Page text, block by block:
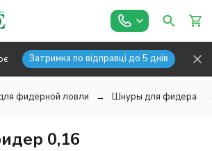
Затримка по відправці до 5 днів
фидерной ловли Шнуры для фидера
0,16